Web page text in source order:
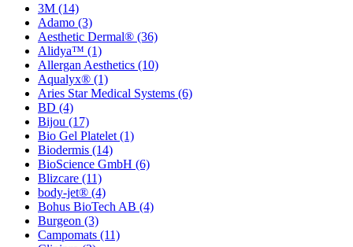
3M (14)
Adamo (3)
Aesthetic Dermal® (36)
Alidya™ (1)
Allergan Aesthetics (10)
Aqualyx® (1)
Aries Star Medical Systems (6)
BD (4)
Bijou (17)
Bio Gel Platelet (1)
Biodermis (14)
BioScience GmbH (6)
Blizcare (11)
body-jet® (4)
Bohus BioTech AB (4)
Burgeon (3)
Campomats (11)